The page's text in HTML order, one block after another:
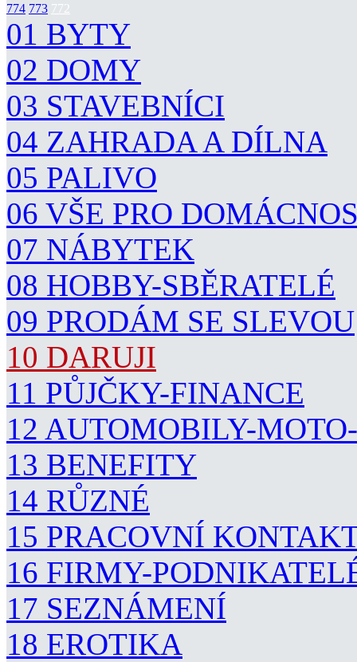
774 773 772
01 BYTY
02 DOMY
03 STAVEBNÍCI
04 ZAHRADA A DÍLNA
05 PALIVO
06 VŠE PRO
07 NÁBYTEK
08 HOBBY-SBĚRATELÉ
09 PRODÁM SE SLEVOU
10 DARUJI
11 PŮJČKY-FINANCE
12 AUTOMOBILY-
13 BENEFITY
14 RŮZNÉ
15 PRACOVNÍ
16 FIRMY-
17 SEZNÁMENÍ
18 EROTIKA